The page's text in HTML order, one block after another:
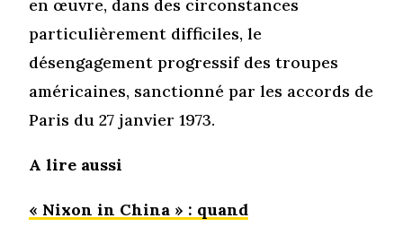
en œuvre, dans des circonstances
particulièrement difficiles, le
désengagement progressif des troupes
américaines, sanctionné par les accords de
Paris du 27 janvier 1973.
A lire aussi
« Nixon in China » : quand